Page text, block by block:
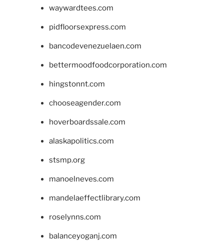
waywardtees.com
pidfloorsexpress.com
bancodevenezuelaen.com
bettermoodfoodcorporation.com
hingstonnt.com
chooseagender.com
hoverboardssale.com
alaskapolitics.com
stsmp.org
manoelneves.com
mandelaeffectlibrary.com
roselynns.com
balanceyoganj.com